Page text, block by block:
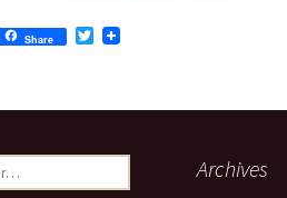
Share
T
t
Archives